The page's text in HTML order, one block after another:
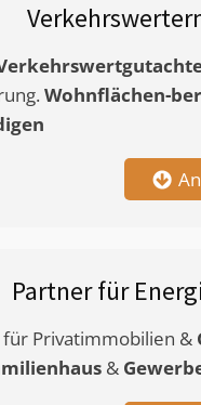
Wohnflächen-
Partner für
für Privatimmobilien &
&